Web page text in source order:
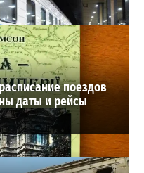
поездов
даты и рейсы